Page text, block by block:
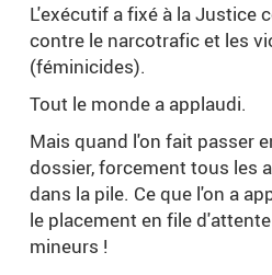
L'exécutif a fixé à la Justice
contre le narcotrafic et les
(féminicides).
Tout le monde a applaudi.
Mais quand l'on fait passer
dossier, forcement tous les
dans la pile. Ce que l'on a
le placement en file
mineurs !